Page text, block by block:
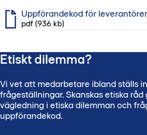
Uppförandekod för leverantörer
pdf (936 kb)
Etiskt dilemma?
Vi vet att medarbetare ibland ställs
frågeställningar. Skanskas etiska
vägledning i etiska dilemman och
uppförandekod.